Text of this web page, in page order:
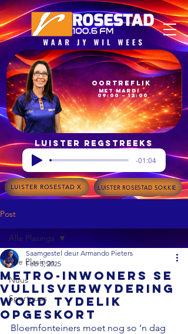
09:00 – 12:00
met Mardi
Oortreflik
Luister regstreeks
-01:04
LUISTER ROSESTAD X LUISTER ROSESTAD SOKKIE
Post
Alle Plasings
Nuus
Sportnuus
Alle Plasings
Metro-inwoners se
vullisverwydering
word tydelik
opgeskort
Saamgestel deur Armando Pieters
Feb 3, 2025
Bloemfonteiners moet nog so ‘n dag